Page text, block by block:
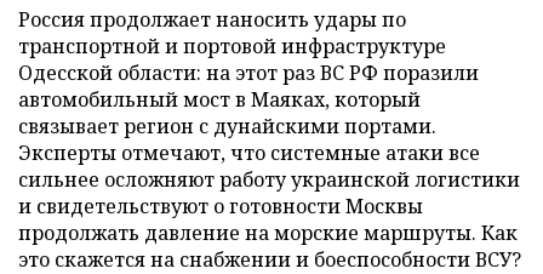
Россия продолжает наносить удары по
транспортной и портовой инфраструктуре
Одесской области: на этот раз ВС РФ поразили
автомобильный мост в Маяках, который
связывает регион с дунайскими портами.
Эксперты отмечают, что системные атаки все
сильнее осложняют работу украинской логистики
и свидетельствуют о готовности Москвы
продолжать давление на морские маршруты. Как
это скажется на снабжении и боеспособности ВСУ?